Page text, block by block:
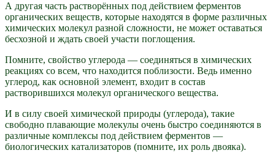
А другая часть растворённых под действием ферментов
органических веществ, которые находятся в форме различных
химических молекул разной сложности, не может оставаться
бесхозной и ждать своей участи поглощения.
Помните, свойство углерода — соединяться в химических
реакциях со всем, что находится поблизости. Ведь именно
углерод, как основной элемент, входит в состав
растворившихся молекул органического вещества.
И в силу своей химической природы (углерода), такие
свободно плавающие молекулы очень быстро соединяются в
различные комплексы под действием ферментов —
биологических катализаторов (помните, их роль двояка).